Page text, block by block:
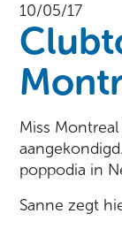
10/05/17
Miss
poppodia in
Sanne zegt